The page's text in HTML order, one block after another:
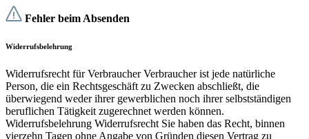
Fehler beim Absenden
Widerrufsbelehrung
Widerrufsrecht für Verbraucher Verbraucher ist jede natürliche
Person, die ein Rechtsgeschäft zu Zwecken abschließt, die
überwiegend weder ihrer gewerblichen noch ihrer selbstständigen
beruflichen Tätigkeit zugerechnet werden können.
Widerrufsbelehrung Widerrufsrecht Sie haben das Recht, binnen
vierzehn Tagen ohne Angabe von Gründen diesen Vertrag zu